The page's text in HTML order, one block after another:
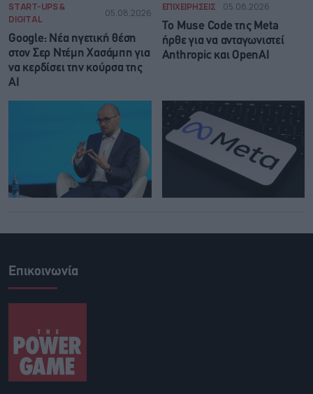
START-UPS &
DIGITAL
05.08.2026
Google: Νέα ηγετική θέση
στον Σερ Ντέμη Χασάμπη για
να κερδίσει την κούρσα της
ΑΙ
ΕΠΙΧΕΙΡΗΣΕΙΣ 05.08.2026
Το Muse Code της Meta
ήρθε για να ανταγωνιστεί
Anthropic και OpenAI
Επικοινωνία